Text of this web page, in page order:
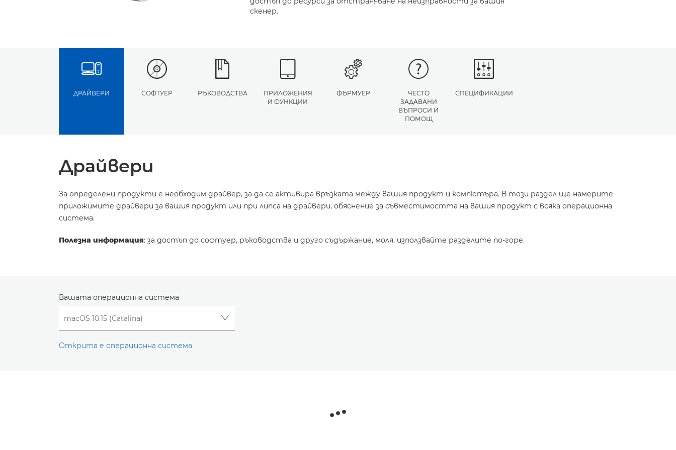
скенер.
ДРАЙВЕРИ СОФТУЕР РЪКОВОДСТВА
ПРИЛОЖЕНИЯ
И ФУНКЦИИ
ФЪРМУЕР
ЧЕСТО
ЗАДАВАНИ
ВЪПРОСИ И
ПОМОЩ
СПЕЦИФИКАЦИИ
Драйвери
За определени продукти е необходим драйвер, за да се активира връзката между вашия продукт и компютъра. В този раздел ще намерите
приложимите драйвери за вашия продукт или при липса на драйвери, обяснение за съвместимостта на вашия продукт с всяка операционна
система.
Полезна информация: за достъп до софтуер, ръководства и друго съдържание, моля, използвайте разделите по-горе.
Вашата операционна система
Открита е операционна система